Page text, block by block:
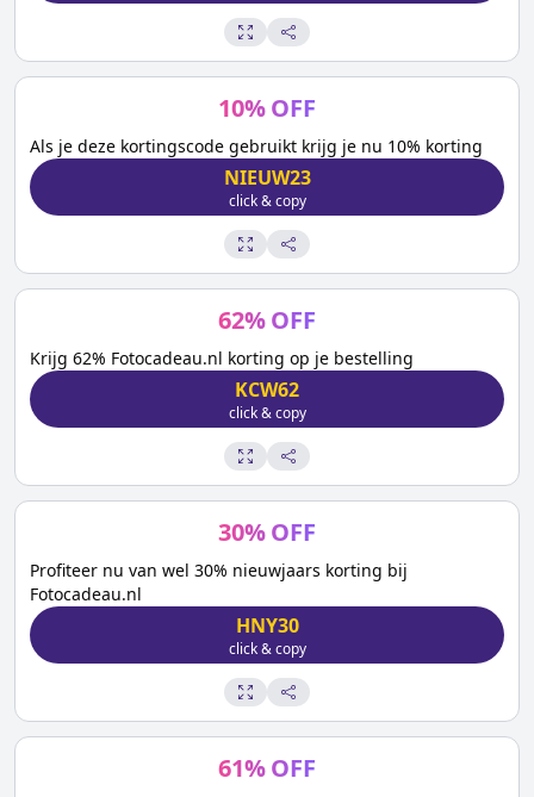
10%OFF
Als je deze kortingscode gebruikt krijg je nu 10% korting
NIEUW23
click & copy
62%OFF
Krijg 62% Fotocadeau.nl korting op je bestelling
KCW62
click & copy
30%OFF
Profiteer nu van wel 30% nieuwjaars korting bij
Fotocadeau.nl
HNY30
click & copy
61%OFF